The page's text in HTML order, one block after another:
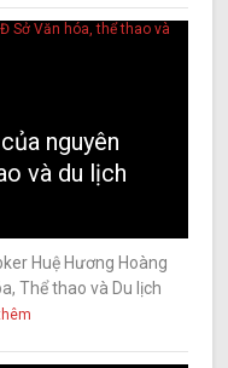
nguyên
và du lịch
Huệ Hương Hoàng
Thể thao và Du lịch